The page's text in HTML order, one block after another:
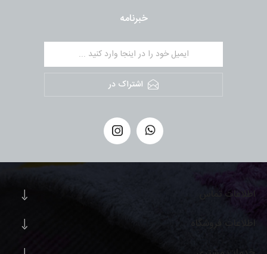
خبرنامه
اشتراک در
اطلاعات تماس
اطلاعات فروشگاه